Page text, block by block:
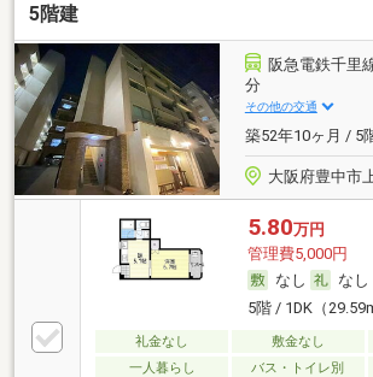
5階建
阪急電鉄千里
分
その他の交通
築52年10ヶ月 / 5
大阪府豊中市
5.80万円
管理費5,000円
なし
なし
5階 / 1DK（
礼金なし 敷金なし
一人暮らし
バス・トイレ別